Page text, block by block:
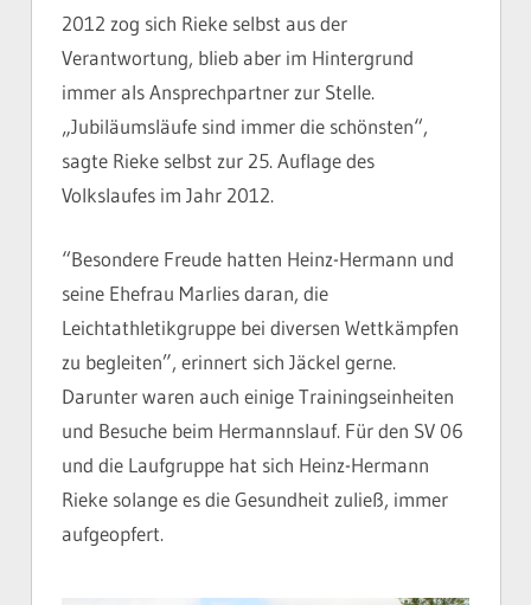
2012 zog sich Rieke selbst aus der
Verantwortung, blieb aber im Hintergrund
immer als Ansprechpartner zur Stelle.
„Jubiläumsläufe sind immer die schönsten“,
sagte Rieke selbst zur 25. Auflage des
Volkslaufes im Jahr 2012.
“Besondere Freude hatten Heinz-Hermann und
seine Ehefrau Marlies daran, die
Leichtathletikgruppe bei diversen Wettkämpfen
zu begleiten”, erinnert sich Jäckel gerne.
Darunter waren auch einige Trainingseinheiten
und Besuche beim Hermannslauf. Für den SV 06
und die Laufgruppe hat sich Heinz-Hermann
Rieke solange es die Gesundheit zuließ, immer
aufgeopfert.